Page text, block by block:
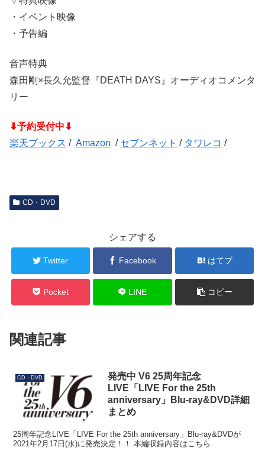
・イベント映像
・予告編
音声特典
森田剛×長久允監督『DEATH DAYS』オーディオコメンタ
リー
⬇予約受付中⬇
楽天ブックス / Amazon / セブンネット / タワレコ /
CD・DVD
シェアする
Twitter Facebook はてブ
Pocket LINE コピー
関連記事
CD・DVD
発売中 V6 25周年記念
LIVE「LIVE For the 25th
anniversary」Blu-ray&DVD詳細
まとめ
25周年記念LIVE「LIVE For the 25th anniversary」Blu-ray&DVDが
2021年2月17日(水)に発売決定！！ 本編収録内容はこちら